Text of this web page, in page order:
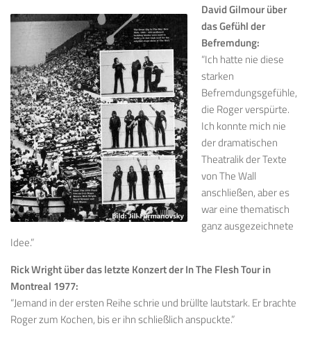
David Gilmour über
das Gefühl der
Befremdung:
“Ich hatte nie diese
starken
Befremdungsgefühle,
die Roger verspürte.
Ich konnte mich nie
der dramatischen
Theatralik der Texte
von The Wall
anschließen, aber es
war eine thematisch
ganz ausgezeichnete
Idee.”
Rick Wright über das letzte Konzert der In The Flesh Tour in
Montreal 1977:
“Jemand in der ersten Reihe schrie und brüllte lautstark. Er brachte
Roger zum Kochen, bis er ihn schließlich anspuckte.”